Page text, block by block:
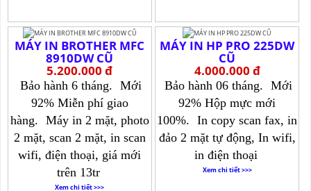
MÁY IN BROTHER MFC
8910DW CŨ
5.200.000 đ
Bảo hành 6 tháng. Mới
92% Miễn phí giao
hàng. Máy in 2 mặt, photo
2 mặt, scan 2 mặt, in scan
wifi, điện thoại, giá mới
trên 13tr
Xem chi tiết >>>
MÁY IN HP PRO 225DW
CŨ
4.000.000 đ
Bảo hành 06 tháng. Mới
92% Hộp mực mới
100%.
In copy scan fax, in
đảo 2 mặt tự động, In wifi,
in điện thoại
Xem chi tiết >>>